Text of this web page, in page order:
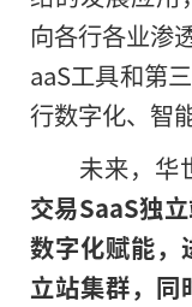
向各行各业渗
aaS工具和第
行数字化、智
未来，华
交易SaaS独立
数字化赋能，
立站集群， 同